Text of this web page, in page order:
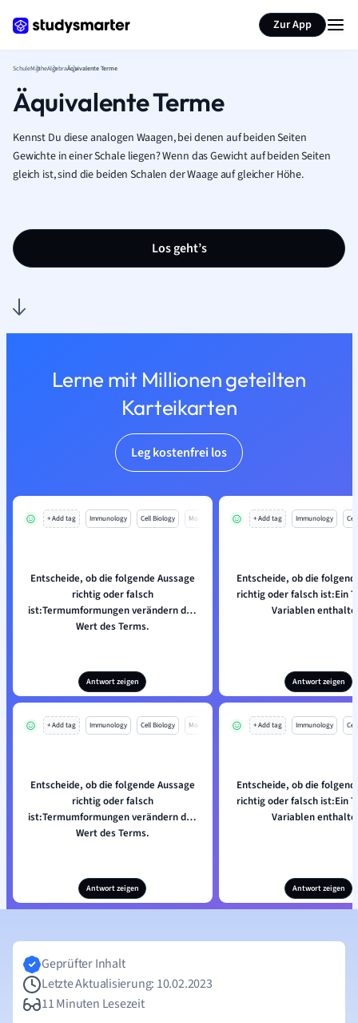
Zur App
SchuleMatheAlgebraÄquivalente Terme
Äquivalente Terme
Kennst Du diese analogen Waagen, bei denen auf beiden Seiten
Gewichte in einer Schale liegen? Wenn das Gewicht auf beiden Seiten
gleich ist, sind die beiden Schalen der Waage auf gleicher Höhe.
Los geht’s
Lerne mit Millionen geteilten
Karteikarten
Leg kostenfrei los
+ Add tag Immunology Cell Biology Mo
Entscheide, ob die folgende Aussage
richtig oder falsch
ist:Termumformungen verändern den
Wert des Terms.
Antwort zeigen
+ Add tag Immunology
Entscheide, ob die
richtig oder falsch ist:Ein
Variablen
Antwort zeigen
+ Add tag Immunology Cell Biology Mo
Entscheide, ob die folgende Aussage
richtig oder falsch
ist:Termumformungen verändern den
Wert des Terms.
Antwort zeigen
+ Add tag Immunology
Entscheide, ob die
richtig oder falsch ist:Ein
Variablen
Antwort zeigen
Seite zusammenfassen
Geprüfter Inhalt
Letzte Aktualisierung: 10.02.2023
11 Minuten Lesezeit